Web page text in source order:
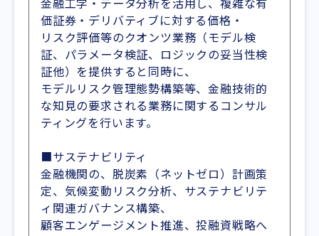
価証券・デリバティブに対する価格・
リスク評価等のクオンツ業務（モデル検
証、パラメータ検証、ロジックの妥当性検
証他）を提供すると同時に、
モデルリスク管理態勢構築等、金融技術的
な知見の要求される業務に関するコンサル
ティングを行います。
■サステナビリティ
金融機関の、脱炭素（ネットゼロ）計画策
定、気候変動リスク分析、サステナビリテ
ィ関連ガバナンス構築、
顧客エンゲージメント推進、投融資戦略へ